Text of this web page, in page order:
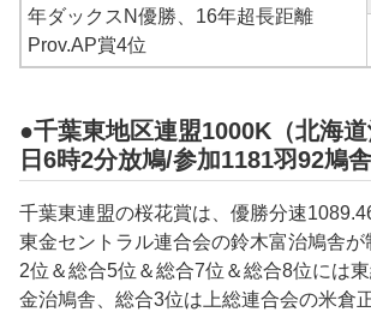
年ダックスN優勝、16年超長距離
Prov.AP賞4位
●千葉東地区連盟1000K（北海
日6時2分放鳩/参加1181羽92鳩舎
千葉東連盟の桜花賞は、優勝分速
東金セントラル連合会の鈴木富治鳩舎が
2位＆総合5位＆総合7位＆総合8位には
金治鳩舎、総合3位は上総連合会の米倉